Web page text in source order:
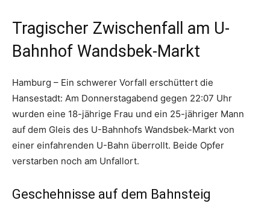
Tragischer Zwischenfall am U-
Bahnhof Wandsbek-Markt
Hamburg – Ein schwerer Vorfall erschüttert die
Hansestadt: Am Donnerstagabend gegen 22:07 Uhr
wurden eine 18-jährige Frau und ein 25-jähriger Mann
auf dem Gleis des U-Bahnhofs Wandsbek-Markt von
einer einfahrenden U-Bahn überrollt. Beide Opfer
verstarben noch am Unfallort.
Geschehnisse auf dem Bahnsteig